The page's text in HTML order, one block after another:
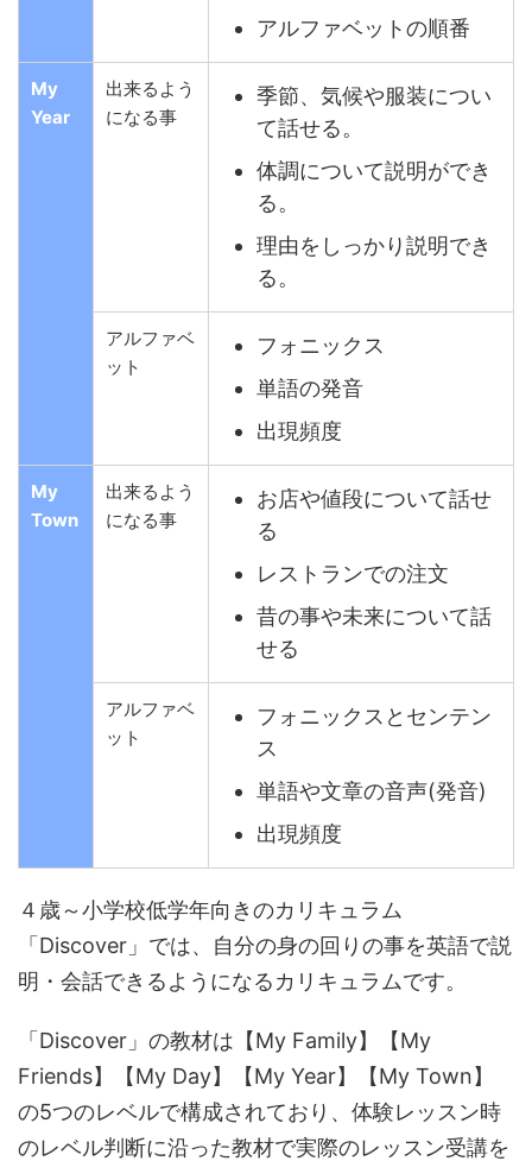
アルファベットの順番
My
Year
出来るよう
になる事
季節、気候や服装につい
て話せる。
体調について説明ができ
る。
理由をしっかり説明でき
る。
アルファベ
ット
フォニックス
単語の発音
出現頻度
My
Town
出来るよう
になる事
お店や値段について話せ
る
レストランでの注文
昔の事や未来について話
せる
アルファベ
ット
フォニックスとセンテン
ス
単語や文章の音声(発音)
出現頻度
４歳～小学校低学年向きのカリキュラム
「Discover」では、自分の身の回りの事を英語で説
明・会話できるようになるカリキュラムです。
「Discover」の教材は【My Family】【My
Friends】【My Day】【My Year】【My Town】
の5つのレベルで構成されており、体験レッスン時
のレベル判断に沿った教材で実際のレッスン受講を